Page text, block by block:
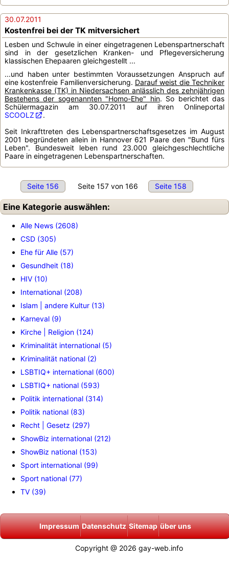
30.07.2011
Kostenfrei bei der TK mitversichert
Lesben und Schwule in einer eingetragenen Lebenspartnerschaft
sind in der gesetzlichen Kranken- und Pflegeversicherung
klassischen Ehepaaren gleichgestellt ...
...und haben unter bestimmten Voraussetzungen Anspruch auf
eine kostenfreie Familienversicherung. Darauf weist die Techniker
Krankenkasse (TK) in Niedersachsen anlässlich des zehnjährigen
Bestehens der sogenannten "Homo-Ehe" hin. So berichtet das
Schülermagazin am 30.07.2011 auf ihren Onlineportal
SCOOLZ
.
Seit Inkrafttreten des Lebenspartnerschaftsgesetzes im August
2001 begründeten allein in Hannover 621 Paare den "Bund fürs
Leben". Bundesweit leben rund 23.000 gleichgeschlechtliche
Paare in eingetragenen Lebenspartnerschaften.
Seite 156 Seite 157 von 166 Seite 158
Eine Kategorie auswählen:
Alle News (2608)
CSD (305)
Ehe für Alle (57)
Gesundheit (18)
HIV (10)
International (208)
Islam | andere Kultur (13)
Karneval (9)
Kirche | Religion (124)
Kriminalität international (5)
Kriminalität national (2)
LSBTIQ+ international (600)
LSBTIQ+ national (593)
Politik international (314)
Politik national (83)
Recht | Gesetz (297)
ShowBiz international (212)
ShowBiz national (153)
Sport international (99)
Sport national (77)
TV (39)
Impressum Datenschutz Sitemap über uns
Copyright @ 2026 gay-web.info